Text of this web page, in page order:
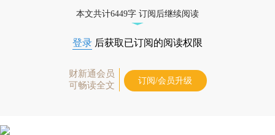
本文共计6449字 订阅后继续阅读
登录 后获取已订阅的阅读权限
财新通会员
可畅读全文
订阅/会员升级